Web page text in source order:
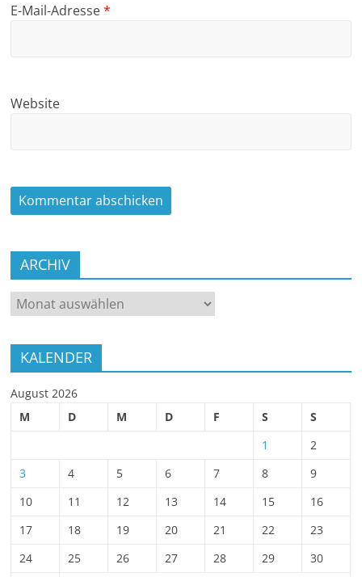
E-Mail-Adresse*
Website
ARCHIV
ARCHIV
KALENDER
August 2026
M
D M D F S
S
1
2
3
4 5 6 7 8
9
10
11 12 13 14 15
16
17
18 19 20 21 22
23
24
25 26 27 28 29
30